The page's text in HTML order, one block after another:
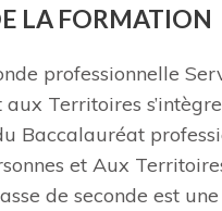
LA FORMATION
professionnelle
Territoires
Baccalauréat
et Aux
de seconde est une